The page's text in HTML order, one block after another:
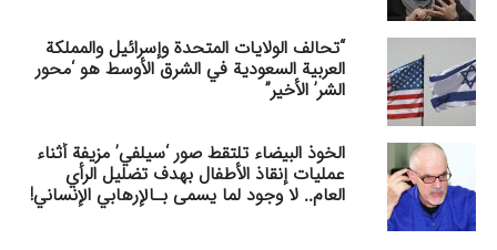
“تحالف الولايات المتحدة وإسرائيل والمملكة
العربية السعودية في الشرق الأوسط هو ‘محور
الشر’ الأخير”
الخوذ البيضاء تلتقط صور ‘سيلفي’ مزيفة أثناء
عمليات إنقاذ الأطفال بهدف تضليل الرأي
العام.. لا وجود لما يسمى بـالإرهابي الإنساني!